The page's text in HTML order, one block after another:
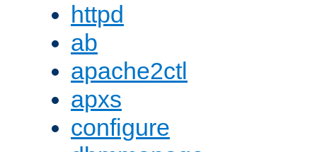
httpd
ab
apache2ctl
apxs
configure